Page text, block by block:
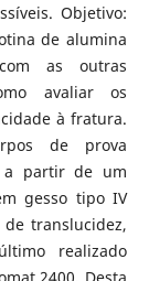
Objetivo:
de alumina
as outras
avaliar os
à fratura.
de prova
a partir de um
gesso tipo IV
translucidez,
realizado